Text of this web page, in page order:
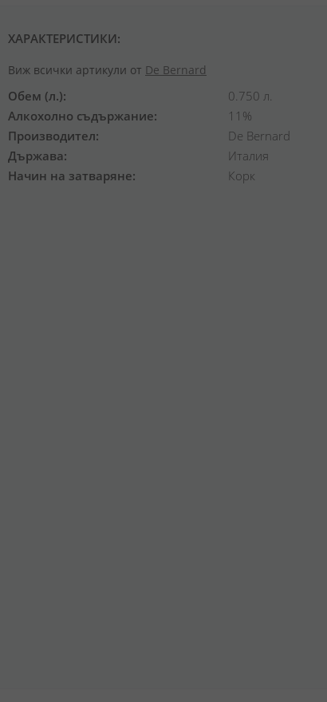
ХАРАКТЕРИСТИКИ:
Виж всички артикули от De Bernard
Обем (л.)
0.750 л.
Алкохолно съдържание
11%
Производител
De Bernard
Държава
Италия
Начин на затваряне
Корк